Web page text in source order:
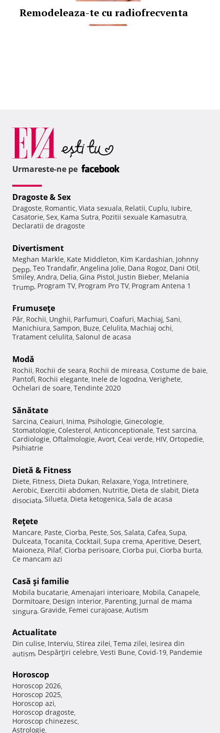
Remodeleaza-te cu radiofrecventa
Urmareste-ne pe
Dragoste & Sex
Dragoste, Romantic, Viata sexuala, Relatii, Cuplu, Iubire,
Casatorie, Sex, Kama Sutra, Pozitii sexuale Kamasutra,
Declaratii de dragoste
Divertisment
Meghan Markle, Kate Middleton, Kim Kardashian, Johnny
Depp, Teo Trandafir, Angelina Jolie, Dana Rogoz, Dani Otil,
Smiley, Andra, Delia, Gina Pistol, Justin Bieber, Melania
Trump, Program TV, Program Pro TV, Program Antena 1
Frumuseţe
Păr, Rochii, Unghii, Parfumuri, Coafuri, Machiaj, Sani,
Manichiura, Sampon, Buze, Celulita, Machiaj ochi,
Tratament celulita, Salonul de acasa
Modă
Rochii, Rochii de seara, Rochii de mireasa, Costume de baie,
Pantofi, Rochii elegante, Inele de logodna, Verighete,
Ochelari de soare, Tendinte 2020
Sănătate
Sarcina, Ceaiuri, Inima, Psihologie, Ginecologie,
Stomatologie, Colesterol, Anticonceptionale, Test sarcina,
Cardiologie, Oftalmologie, Avort, Ceai verde, HIV, Ortopedie,
Psihiatrie
Dietă & Fitness
Diete, Fitness, Dieta Dukan, Relaxare, Yoga, Intretinere,
Aerobic, Exercitii abdomen, Nutritie, Dieta de slabit, Dieta
disociata, Silueta, Dieta ketogenica, Sala de acasa
Reţete
Mancare, Paste, Ciorba, Peste, Sos, Salata, Cafea, Supa,
Dulceata, Tocanita, Cocktail, Supa crema, Aperitive, Desert,
Maioneza, Pilaf, Ciorba perisoare, Ciorba pui, Ciorba burta,
Ce mancam azi
Casă şi familie
Mobila bucatarie, Amenajari interioare, Mobila, Canapele,
Dormitoare, Design interior, Parenting, Jurnal de mama
singura, Gravide, Femei curajoase, Autism
Actualitate
Din culise, Interviu, Stirea zilei, Tema zilei, Iesirea din
autism, Despărţiri celebre, Vesti Bune, Covid-19, Pandemie
Horoscop
Horoscop 2026,
Horoscop 2025,
Horoscop azi,
Horoscop dragoste,
Horoscop chinezesc,
Astrologie,